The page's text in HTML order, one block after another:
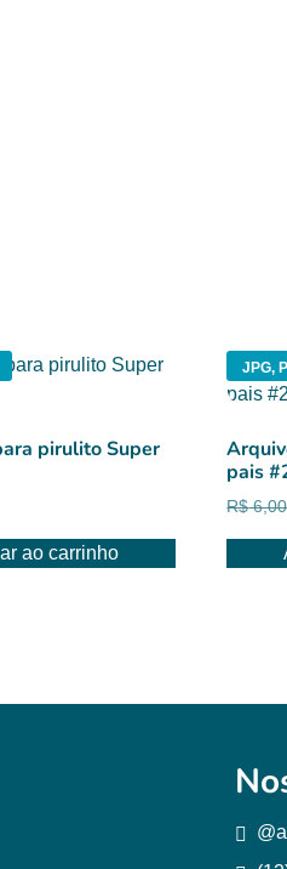
pirulito Super
ao carrinho
JPG,
pais
R$6,00